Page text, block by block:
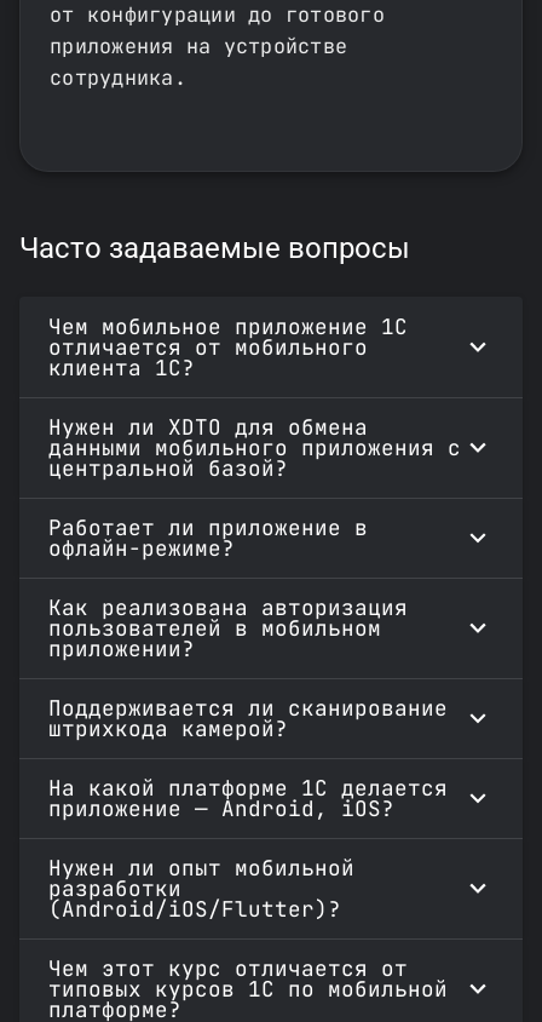
от конфигурации до готового
приложения на устройстве
сотрудника.
Часто задаваемые вопросы
Чем мобильное приложение 1С
отличается от мобильного
клиента 1С?
Нужен ли XDTO для обмена
данными мобильного приложения с
центральной базой?
Работает ли приложение в
офлайн-режиме?
Как реализована авторизация
пользователей в мобильном
приложении?
Поддерживается ли сканирование
штрихкода камерой?
На какой платформе 1С делается
приложение — Android, iOS?
Нужен ли опыт мобильной
разработки
(Android/iOS/Flutter)?
Чем этот курс отличается от
типовых курсов 1С по мобильной
платформе?